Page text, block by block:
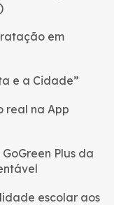
em
e a Cidade”
real na App
Plus da
escolar aos